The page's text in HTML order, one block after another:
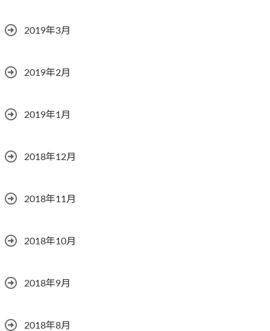
2019年3月
2019年2月
2019年1月
2018年12月
2018年11月
2018年10月
2018年9月
2018年8月